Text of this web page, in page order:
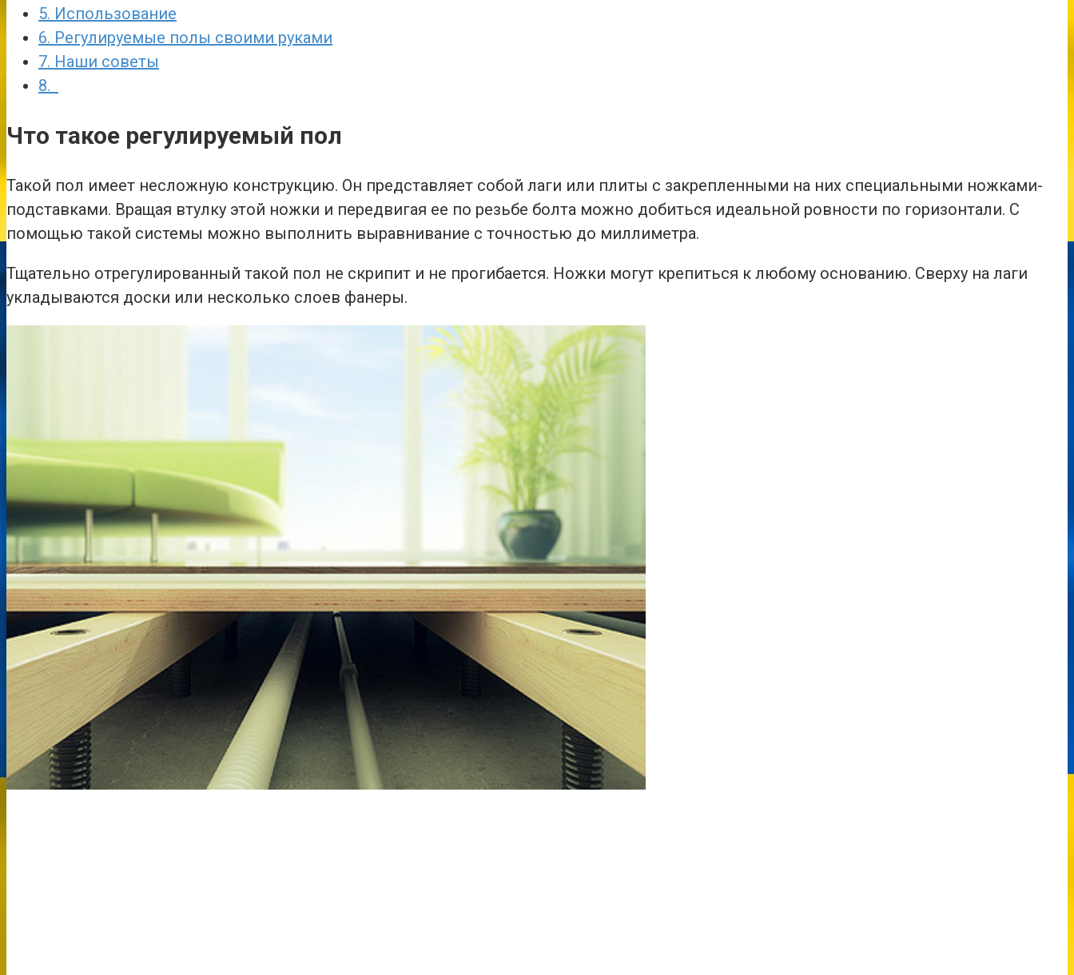
5. Использование
6. Регулируемые полы своими руками
7. Наши советы
8.
Что такое регулируемый пол
Такой пол имеет несложную конструкцию. Он представляет собой лаги или плиты с закрепленными на них специальными ножками-
подставками. Вращая втулку этой ножки и передвигая ее по резьбе болта можно добиться идеальной ровности по горизонтали. С
помощью такой системы можно выполнить выравнивание с точностью до миллиметра.
Тщательно отрегулированный такой пол не скрипит и не прогибается. Ножки могут крепиться к любому основанию. Сверху на лаги
укладываются доски или несколько слоев фанеры.